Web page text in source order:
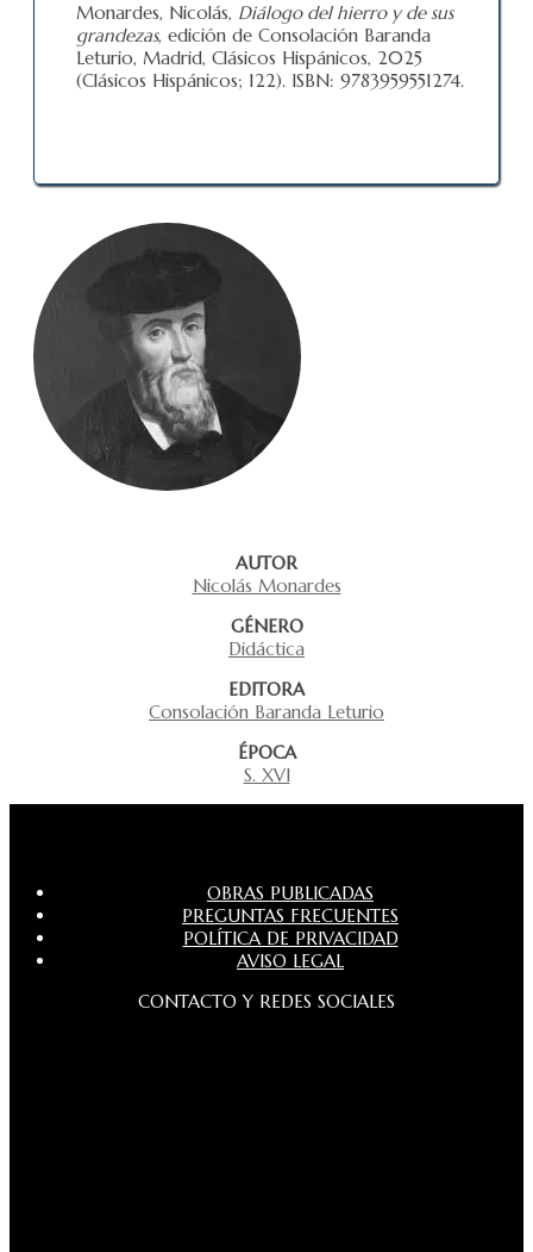
Monardes, Nicolás, Diálogo del hierro y de sus
grandezas, edición de Consolación Baranda
Leturio, Madrid, Clásicos Hispánicos, 2025
(Clásicos Hispánicos; 122). ISBN: 9783959551274.
AUTOR
Nicolás Monardes
GÉNERO
Didáctica
EDITORA
Consolación Baranda Leturio
ÉPOCA
S. XVI
OBRAS PUBLICADAS
PREGUNTAS FRECUENTES
POLÍTICA DE PRIVACIDAD
AVISO LEGAL
CONTACTO Y REDES SOCIALES